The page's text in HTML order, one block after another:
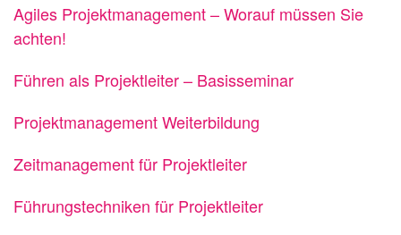
Agiles Projektmanagement – Worauf müssen Sie
achten!
Führen als Projektleiter – Basisseminar
Projektmanagement Weiterbildung
Zeitmanagement für Projektleiter
Führungstechniken für Projektleiter